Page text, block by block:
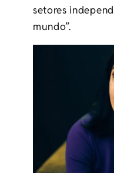
setores
mundo”.